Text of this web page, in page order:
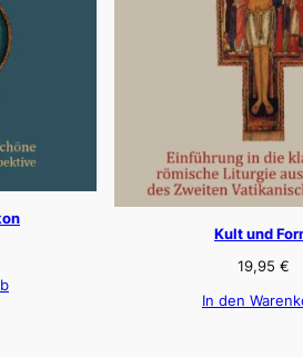
Kult und
19,95 €
In den